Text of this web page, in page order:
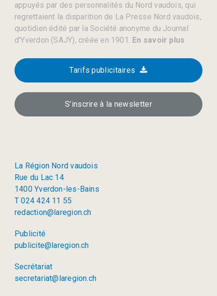
appuyés par des personnalités du Nord vaudois, qui
regrettaient la disparition de La Presse Nord vaudois,
quotidien édité par la Société anonyme du Journal
d’Yverdon (SAJY), créée en 1901. En savoir plus
Tarifs publicitaires
S’inscrire à la newsletter
La Région Nord vaudois
Rue du Lac 14
1400 Yverdon-les-Bains
T 024 424 11 55
redaction@laregion.ch
Publicité
publicite@laregion.ch
Secrétariat
secretariat@laregion.ch